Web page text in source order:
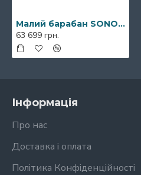
Малий барабан SONOR Artist Snare Drum Tineo 13 x 5"
63 699 грн.
Інформація
Про нас
Доставка і оплата
Політика Конфіденційності